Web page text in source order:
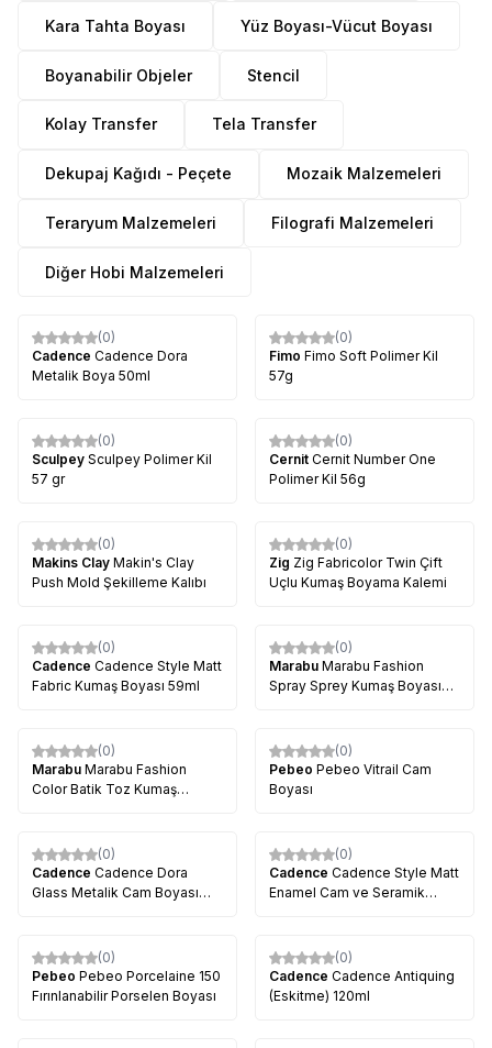
Kara Tahta Boyası Yüz Boyası-Vücut Boyası
Boyanabilir Objeler Stencil
Kolay Transfer Tela Transfer
Dekupaj Kağıdı - Peçete Mozaik Malzemeleri
Teraryum Malzemeleri Filografi Malzemeleri
Diğer Hobi Malzemeleri
(0)
Cadence Cadence Dora
Metalik Boya 50ml
%32
(0)
Fimo Fimo Soft Polimer Kil
57g
(0)
Sculpey Sculpey Polimer Kil
57 gr
(0)
Cernit Cernit Number One
Polimer Kil 56g
(0)
Makins Clay Makin's Clay
Push Mold Şekilleme Kalıbı
(0)
Zig Zig Fabricolor Twin Çift
Uçlu Kumaş Boyama Kalemi
(0)
Cadence Cadence Style Matt
Fabric Kumaş Boyası 59ml
(0)
Marabu Marabu Fashion
Spray Sprey Kumaş Boyası
(0)
Marabu Marabu Fashion
Color Batik Toz Kumaş
(0)
Pebeo Pebeo Vitrail Cam
Boyası
(0)
Cadence Cadence Dora
Glass Metalik Cam Boyası
(0)
Cadence Cadence Style Matt
Enamel Cam ve Seramik
(0)
Pebeo Pebeo Porcelaine 150
Fırınlanabilir Porselen Boyası
(0)
Cadence Cadence Antiquing
(Eskitme) 120ml